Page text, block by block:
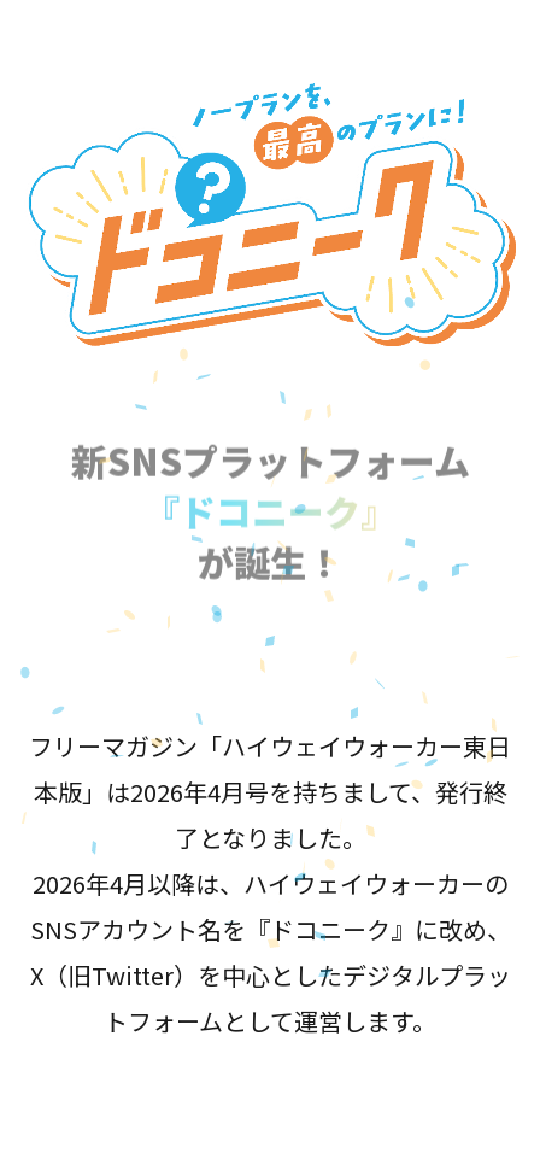
新SNSプラットフォーム
『ドコニーク』
が誕生！
フリーマガジン「ハイウェイウォーカー東日
本版」は2026年4月号を持ちまして、発行終
了となりました。
2026年4月以降は、ハイウェイウォーカーの
SNSアカウント名を『ドコニーク』に改め、
X（旧Twitter）を中心としたデジタルプラッ
トフォームとして運営します。